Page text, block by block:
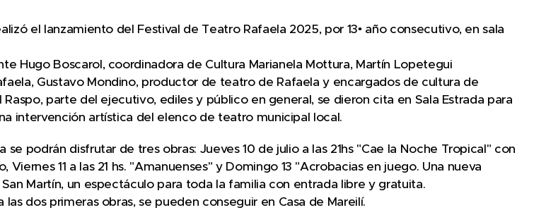
el lanzamiento del Festival de Teatro Rafaela 2025, por 13• año consecutivo, en sala
Hugo Boscarol, coordinadora de Cultura Marianela Mottura, Martín Lopetegui
Gustavo Mondino, productor de teatro de Rafaela y encargados de cultura de
Raspo, parte del ejecutivo, ediles y público en general, se dieron cita en Sala Estrada para
intervención artística del elenco de teatro municipal local.
podrán disfrutar de tres obras: Jueves 10 de julio a las 21hs "Cae la Noche Tropical" con
Viernes 11 a las 21 hs. "Amanuenses" y Domingo 13 "Acrobacias en juego. Una nueva
San Martín, un espectáculo para toda la familia con entrada libre y gratuita.
dos primeras obras, se pueden conseguir en Casa de Mareilí.